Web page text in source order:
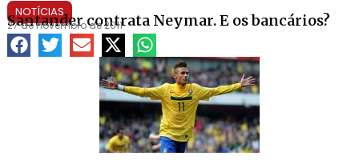
NOTÍCIAS
Santander contrata Neymar. E os bancários?
27 de novembro de 2011